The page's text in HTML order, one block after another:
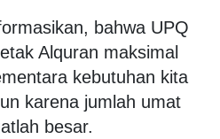
bahwa UPQ
Alquran maksimal
kebutuhan kita
karena jumlah umat
besar.